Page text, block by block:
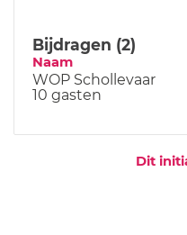
Bijdragen (2)
Naam
WOP Schollevaar
10 gasten
Dit